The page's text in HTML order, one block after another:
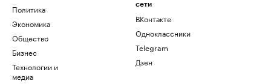
Политика
Экономика
Общество
Бизнес
Технологии и
медиа
сети
ВКонтакте
Одноклассники
Telegram
Дзен